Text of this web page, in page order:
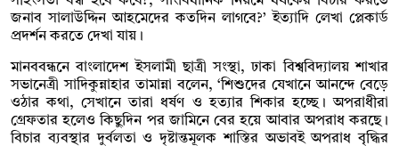
জনাব সালাউদ্দিন আহমেদের কতদিন লাগবে?’ ইত্যাদি লেখা প্লেকার্ড
প্রদর্শন করতে দেখা যায়।
মানববন্ধনে বাংলাদেশ ইসলামী ছাত্রী সংস্থা, ঢাকা বিশ্ববিদ্যালয় শাখার
সভানেত্রী সাদিকুন্নাহার তামান্না বলেন, ‘শিশুদের যেখানে আনন্দে বেড়ে
ওঠার কথা, সেখানে তারা ধর্ষণ ও হত্যার শিকার হচ্ছে। অপরাধীরা
গ্রেফতার হলেও কিছুদিন পর জামিনে বের হয়ে আবার অপরাধ করছে।
বিচার ব্যবস্থার দুর্বলতা ও দৃষ্টান্তমূলক শাস্তির অভাবই অপরাধ বৃদ্ধির